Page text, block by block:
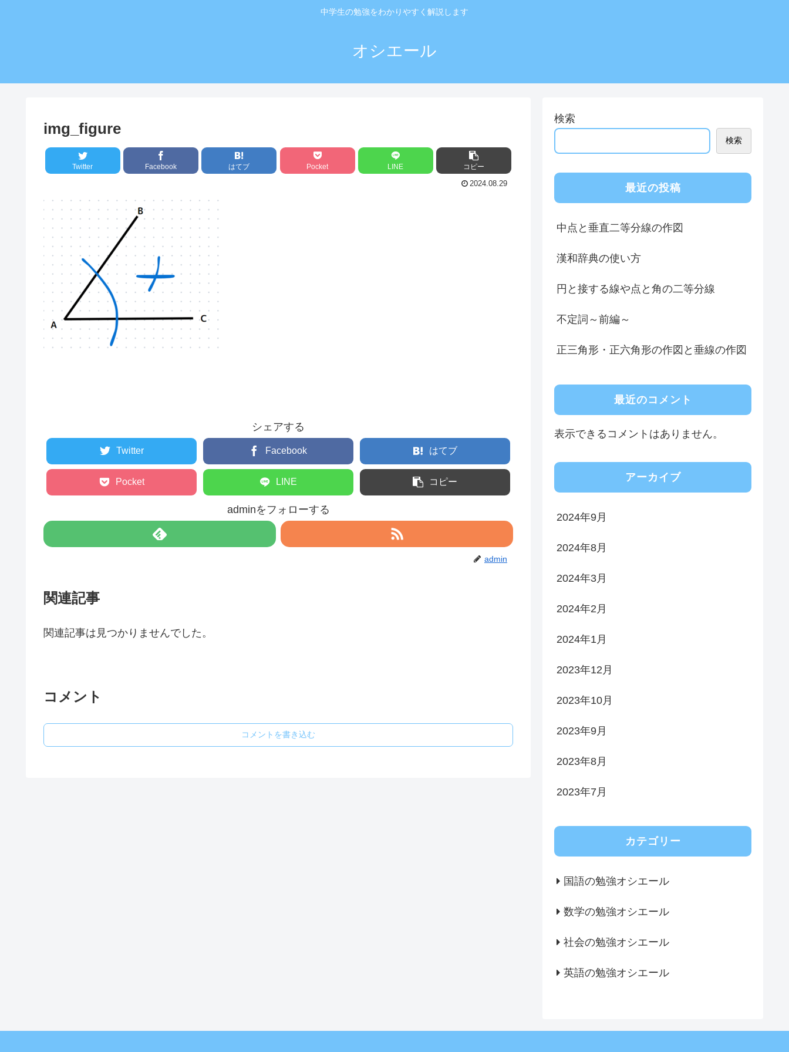
中学生の勉強をわかりやすく解説します
オシエール
img_figure
Twitter Facebook はてブ Pocket LINE コピー
2024.08.29
シェアする
Twitter Facebook はてブ
Pocket LINE コピー
adminをフォローする
admin
関連記事
関連記事は見つかりませんでした。
コメント
コメントを書き込む
検索
検索
最近の投稿
中点と垂直二等分線の作図
漢和辞典の使い方
円と接する線や点と角の二等分線
不定詞～前編～
正三角形・正六角形の作図と垂線の作図
最近のコメント
表示できるコメントはありません。
アーカイブ
2024年9月
2024年8月
2024年3月
2024年2月
2024年1月
2023年12月
2023年10月
2023年9月
2023年8月
2023年7月
カテゴリー
国語の勉強オシエール
数学の勉強オシエール
社会の勉強オシエール
英語の勉強オシエール